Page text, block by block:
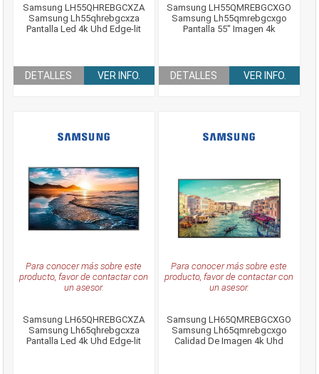
Samsung LH55QHREBGCXZA
Samsung Lh55qhrebgcxza
Pantalla Led 4k Uhd Edge-lit
DETALLES VER INFO.
Samsung LH55QMREBGCXGO
Samsung Lh55qmrebgcxgo
Pantalla 55" Imagen 4k
DETALLES VER INFO.
Para conocer más sobre este
producto, favor de contactar con
un asesor.
Samsung LH65QHREBGCXZA
Samsung Lh65qhrebgcxza
Pantalla Led 4k Uhd Edge-lit
Para conocer más sobre este
producto, favor de contactar con
un asesor.
Samsung LH65QMREBGCXGO
Samsung Lh65qmrebgcxgo
Calidad De Imagen 4k Uhd